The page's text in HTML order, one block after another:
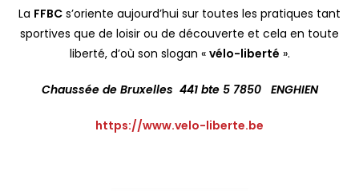
La FFBC s’oriente aujourd’hui sur toutes les pratiques tant
sportives que de loisir ou de découverte et cela en toute
liberté, d’où son slogan « vélo-liberté ».
Chaussée de Bruxelles 441 bte 5 7850 ENGHIEN
https://www.velo-liberte.be